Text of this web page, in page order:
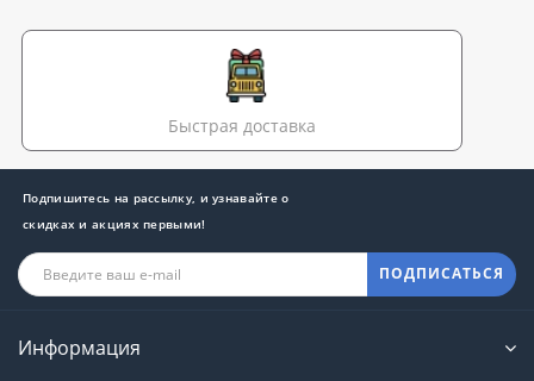
Быстрая доставка
Подпишитесь на рассылку, и узнавайте о
скидках и акциях первыми!
ПОДПИСАТЬСЯ
Информация